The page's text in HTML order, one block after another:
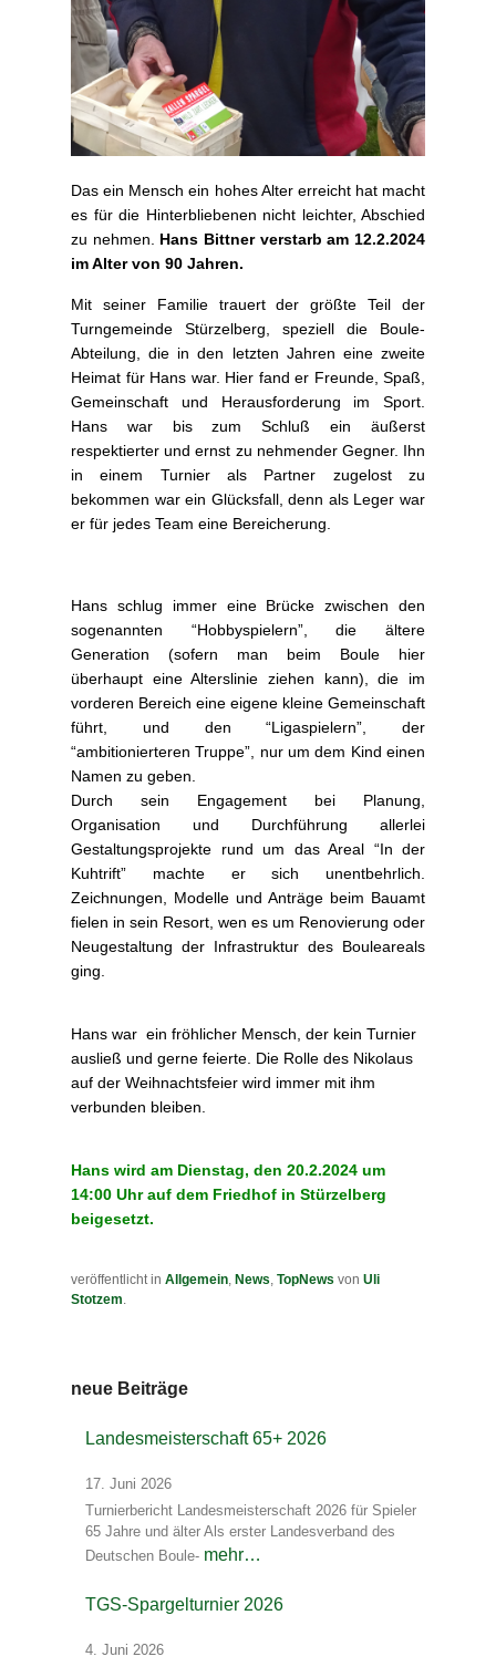
Das ein Mensch ein hohes Alter erreicht hat macht
es für die Hinterbliebenen nicht leichter, Abschied
zu nehmen. Hans Bittner verstarb am 12.2.2024
im Alter von 90 Jahren.
Mit seiner Familie trauert der größte Teil der
Turngemeinde Stürzelberg, speziell die Boule-
Abteilung, die in den letzten Jahren eine zweite
Heimat für Hans war. Hier fand er Freunde, Spaß,
Gemeinschaft und Herausforderung im Sport.
Hans war bis zum Schluß ein äußerst
respektierter und ernst zu nehmender Gegner. Ihn
in einem Turnier als Partner zugelost zu
bekommen war ein Glücksfall, denn als Leger war
er für jedes Team eine Bereicherung.
Hans schlug immer eine Brücke zwischen den
sogenannten “Hobbyspielern”, die ältere
Generation (sofern man beim Boule hier
überhaupt eine Alterslinie ziehen kann), die im
vorderen Bereich eine eigene kleine Gemeinschaft
führt, und den “Ligaspielern”, der
“ambitionierteren Truppe”, nur um dem Kind einen
Namen zu geben.
Durch sein Engagement bei Planung,
Organisation und Durchführung allerlei
Gestaltungsprojekte rund um das Areal “In der
Kuhtrift” machte er sich unentbehrlich.
Zeichnungen, Modelle und Anträge beim Bauamt
fielen in sein Resort, wen es um Renovierung oder
Neugestaltung der Infrastruktur des Bouleareals
ging.
Hans war ein fröhlicher Mensch, der kein Turnier
ausließ und gerne feierte. Die Rolle des Nikolaus
auf der Weihnachtsfeier wird immer mit ihm
verbunden bleiben.
Hans wird am Dienstag, den 20.2.2024 um
14:00 Uhr auf dem Friedhof in Stürzelberg
beigesetzt.
veröffentlicht in Allgemein, News, TopNews von Uli
Stotzem.
neue Beiträge
Landesmeisterschaft 65+ 2026
17. Juni 2026
Turnierbericht Landesmeisterschaft 2026 für Spieler
65 Jahre und älter Als erster Landesverband des
Deutschen Boule- mehr…
TGS-Spargelturnier 2026
4. Juni 2026